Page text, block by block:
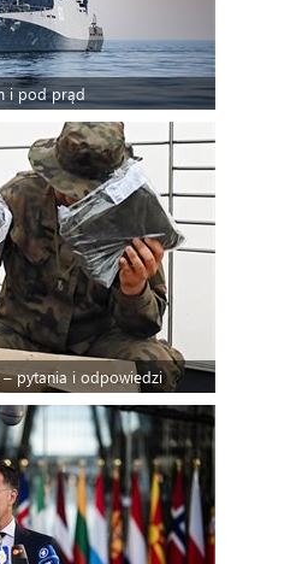
i pod prąd
– pytania i odpowiedzi